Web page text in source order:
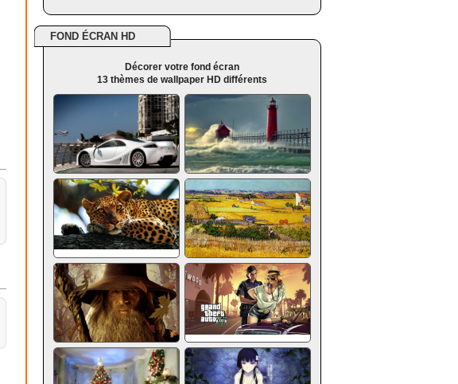
FOND ÉCRAN HD
Décorer votre fond écran
13 thèmes de wallpaper HD différents